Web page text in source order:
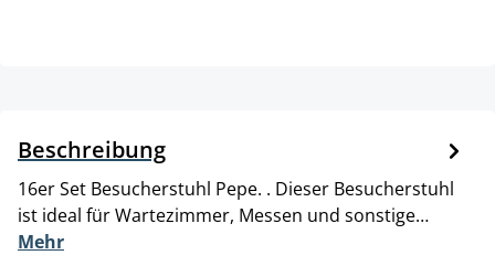
Beschreibung
16er Set Besucherstuhl Pepe. . Dieser Besucherstuhl
ist ideal für Wartezimmer, Messen und sonstige…
Mehr